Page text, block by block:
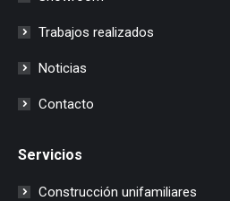
Trabajos realizados
Noticias
Contacto
Servicios
Construcción unifamiliares